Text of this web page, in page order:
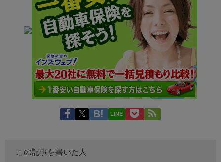
LINE
この記事を書いた人